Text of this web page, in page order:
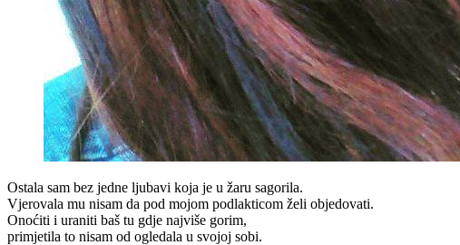
Ostala sam bez jedne ljubavi koja je u žaru sagorila.
Vjerovala mu nisam da pod mojom podlakticom želi objedovati.
Onoćiti i uraniti baš tu gdje najviše gorim,
primjetila to nisam od ogledala u svojoj sobi.